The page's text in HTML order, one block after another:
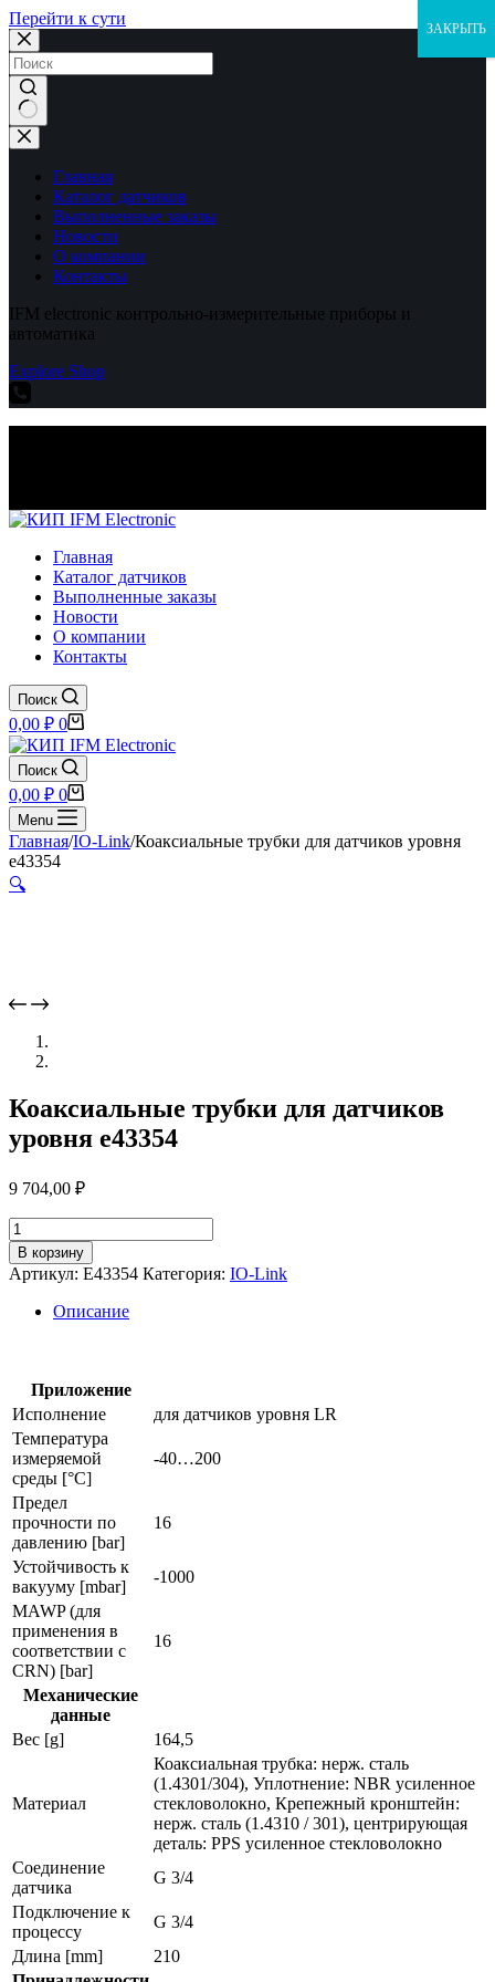
Перейти к сути
Ничего
не
найденоГлавная
Каталог датчиков
Выполненные заказы
Новости
О компании
Контакты
IFM electronic контрольно-измерительные приборы и
автоматика
Explore Shop
Главная
Каталог датчиков
Выполненные заказы
Новости
О компании
Контакты
Поиск
Корзина
0,00 ₽ 0
Поиск
Корзина
0,00 ₽ 0
Menu
Главная/IO-Link/Коаксиальные трубки для датчиков уровня
e43354
🔍
Коаксиальные трубки для датчиков
уровня e43354
9 704,00 ₽
Количество
товара
Коаксиальные
трубки
датчиков
В корзину
Артикул: E43354 Категория: IO-Link
Описание
Приложение
Исполнение
для датчиков уровня LR
Температура
измеряемой
среды [°C]
-40…200
Предел
прочности по
давлению [bar]
16
Устойчивость к
вакууму [mbar]
-1000
MAWP (для
применения в
соответствии с
CRN) [bar]
16
Механические
данные
Вес [g]
164,5
Материал
Коаксиальная трубка: нерж. сталь
(1.4301/304), Уплотнение: NBR усиленное
стекловолокно, Крепежный кронштейн:
нерж. сталь (1.4310 / 301), центрирующая
деталь: PPS усиленное стекловолокно
Соединение
датчика
G 3/4
Подключение к
процессу
G 3/4
Длина [mm]
210
ЗАКРЫТЬ